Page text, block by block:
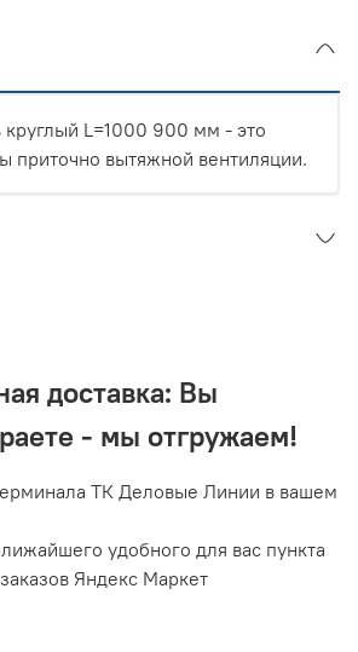
L=1000 900 мм - это
приточно вытяжной вентиляции.
доставка: Вы
- мы отгружаем!
ТК Деловые Линии в вашем
удобного для вас пункта
Яндекс Маркет